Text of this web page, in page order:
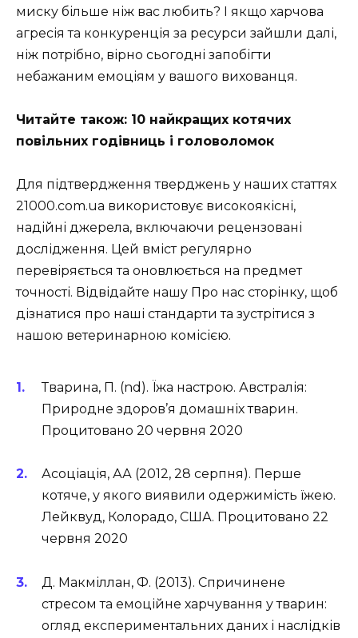
миску більше ніж вас любить? І якщо харчова
агресія та конкуренція за ресурси зайшли далі,
ніж потрібно, вірно сьогодні запобігти
небажаним емоціям у вашого вихованця.
Читайте також: 10 найкращих котячих
повільних годівниць і головоломок
Для підтвердження тверджень у наших статтях
21000.com.ua використовує високоякісні,
надійні джерела, включаючи рецензовані
дослідження. Цей вміст регулярно
перевіряється та оновлюється на предмет
точності. Відвідайте нашу Про нас сторінку, щоб
дізнатися про наші стандарти та зустрітися з
нашою ветеринарною комісією.
Тварина, П. (nd). Їжа настрою. Австралія:
Природне здоров’я домашніх тварин.
Процитовано 20 червня 2020
Асоціація, АА (2012, 28 серпня). Перше
котяче, у якого виявили одержимість їжею.
Лейквуд, Колорадо, США. Процитовано 22
червня 2020
Д. Макміллан, Ф. (2013). Спричинене
стресом та емоційне харчування у тварин:
огляд експериментальних даних і наслідків